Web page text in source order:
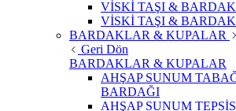
VİSKİ TAŞI &
VİSKİ TAŞI &
BARDAKLAR & KUPALAR
Geri Dön
BARDAKLAR & KUPALAR
AHŞAP SUNUM
BARDAĞI
AHŞAP SUNUM